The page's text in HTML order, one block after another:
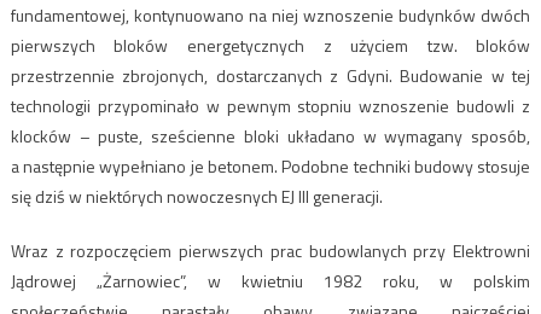
fundamentowej, kontynuowano na niej wznoszenie budynków dwóch
pierwszych bloków energetycznych z użyciem tzw. bloków
przestrzennie zbrojonych, dostarczanych z Gdyni. Budowanie w tej
technologii przypominało w pewnym stopniu wznoszenie budowli z
klocków – puste, sześcienne bloki układano w wymagany sposób,
a następnie wypełniano je betonem. Podobne techniki budowy stosuje
się dziś w niektórych nowoczesnych EJ III generacji.
Wraz z rozpoczęciem pierwszych prac budowlanych przy Elektrowni
Jądrowej „Żarnowiec”, w kwietniu 1982 roku, w polskim